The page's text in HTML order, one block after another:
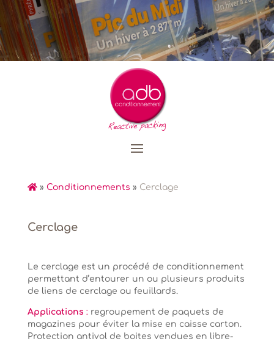
» Conditionnements » Cerclage
Cerclage
Le cerclage est un procédé de conditionnement
permettant d’entourer un ou plusieurs produits
de liens de cerclage ou feuillards.
Applications :regroupement de paquets de
magazines pour éviter la mise en caisse carton.
Protection antivol de boites vendues en libre-